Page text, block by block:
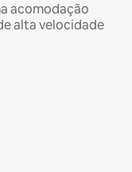
acomodação
alta velocidade